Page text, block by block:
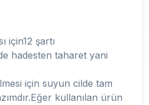
için12 şartı
hadesten taharet yani
için suyun cilde tam
kullanılan ürün